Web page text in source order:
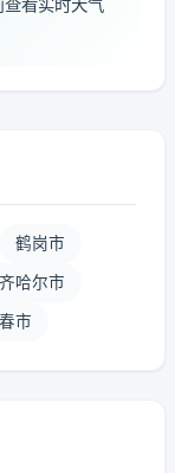
看实时天气
鹤岗市
哈尔市
市